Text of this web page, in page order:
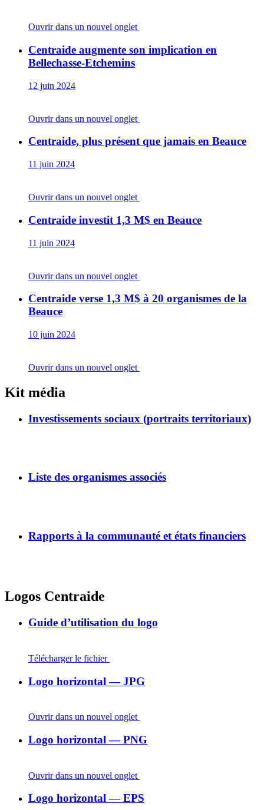
Ouvrir dans un nouvel onglet
Centraide augmente son implication en
Bellechasse-Etchemins
12 juin 2024
Ouvrir dans un nouvel onglet
Centraide, plus présent que jamais en Beauce
11 juin 2024
Ouvrir dans un nouvel onglet
Centraide investit 1,3 M$ en Beauce
11 juin 2024
Ouvrir dans un nouvel onglet
Centraide verse 1,3 M$ à 20 organismes de la
Beauce
10 juin 2024
Ouvrir dans un nouvel onglet
Kit média
Investissements sociaux (portraits territoriaux)
Liste des organismes associés
Rapports à la communauté et états financiers
Logos Centraide
Guide d’utilisation du logo
Télécharger le fichier
Logo horizontal — JPG
Ouvrir dans un nouvel onglet
Logo horizontal — PNG
Ouvrir dans un nouvel onglet
Logo horizontal — EPS